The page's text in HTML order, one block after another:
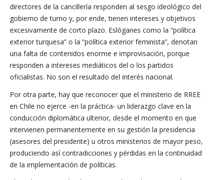
directores de la cancillería responden al sesgo ideológico del
gobierno de turno y, por ende, tienen intereses y objetivos
excesivamente de corto plazo. Eslóganes como la “política
exterior turquesa” o la “política exterior feminista”, denotan
una falta de contenidos enorme e improvisación, porque
responden a intereses mediáticos del o los partidos
oficialistas. No son el resultado del interés nacional.
Por otra parte, hay que reconocer que el ministerio de RREE
en Chile no ejerce -en la práctica- un liderazgo clave en la
conducción diplomática ulterior, desde el momento en que
intervienen permanentemente en su gestión la presidencia
(asesores del presidente) u otros ministerios de mayor peso,
produciendo así contradicciones y pérdidas en la continuidad
de la implementación de políticas.